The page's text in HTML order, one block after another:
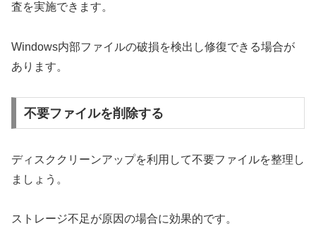
査を実施できます。
Windows内部ファイルの破損を検出し修復できる場合が
あります。
不要ファイルを削除する
ディスククリーンアップを利用して不要ファイルを整理し
ましょう。
ストレージ不足が原因の場合に効果的です。